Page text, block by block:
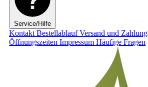
Service/Hilfe
Kontakt BestellablaufVersand und Zahlung
Öffnungszeiten Impressum Häufige Fragen